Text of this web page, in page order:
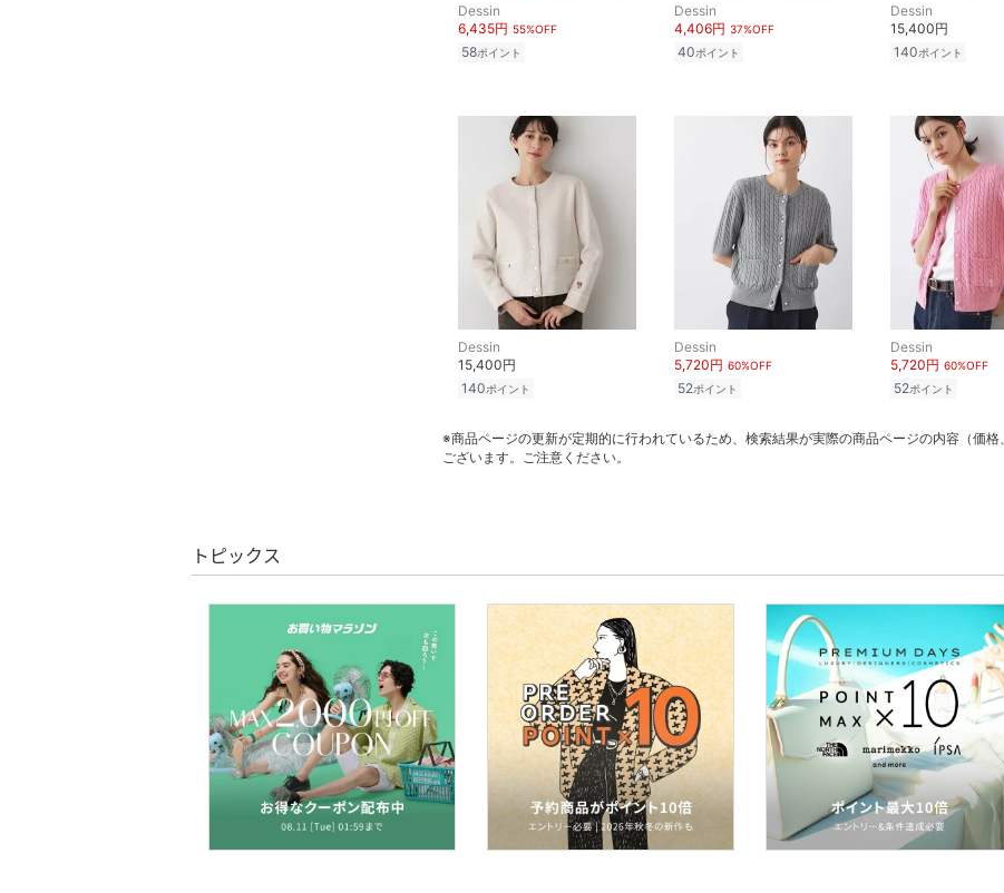
Dessin
6,435円 55%OFF
58ポイント
Dessin
4,406円 37%OFF
40ポイント
Dessin
15,400円
140ポイント
Dessin
15,400円
140ポイント
Dessin
5,720円 60%OFF
52ポイント
Dessin
5,720円 60%OFF
52ポイント
※商品ページの更新が定期的に行われているため、検索結果が実際の商品ページの内容（価
ございます。ご注意ください。
トピックス